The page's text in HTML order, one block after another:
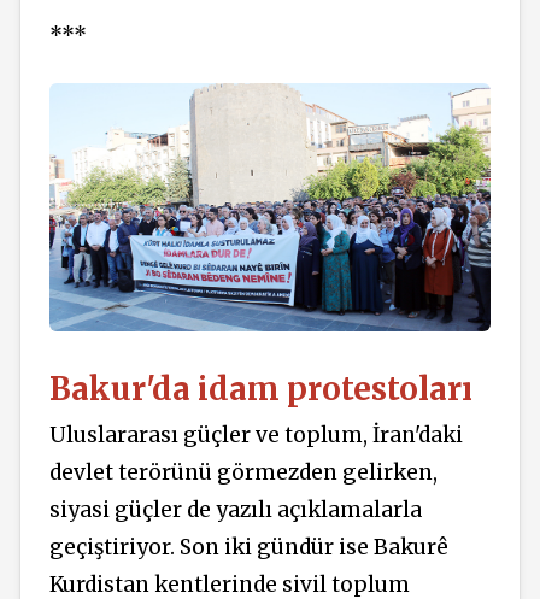
***
Bakur'da idam protestoları
Uluslararası güçler ve toplum, İran'daki
devlet terörünü görmezden gelirken,
siyasi güçler de yazılı açıklamalarla
geçiştiriyor. Son iki gündür ise Bakurê
Kurdistan kentlerinde sivil toplum